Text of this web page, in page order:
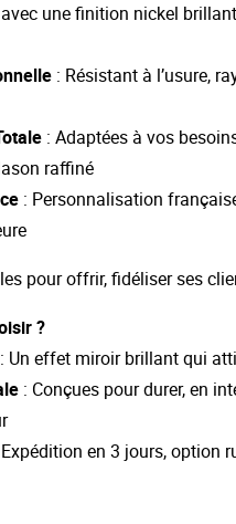
une finition nickel
: Résistant à l’usure,
: Adaptées à vos
raffiné
: Personnalisation
pour offrir, fidéliser ses
?
: Un effet miroir brillant qui
: Conçues pour durer, en
en 3 jours, option